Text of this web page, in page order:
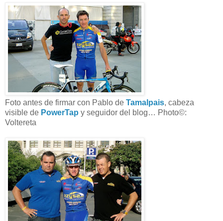
Foto antes de firmar con Pablo de Tamalpais, cabeza
visible de PowerTap y seguidor del blog… Photo©:
Voltereta